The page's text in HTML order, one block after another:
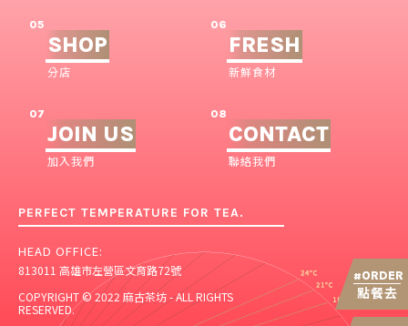
#ORDER
點餐去
05
SHOP
分店
06
FRESH
新鮮食材
07
JOIN US
加入我們
08
CONTACT
聯絡我們
PERFECT TEMPERATURE FOR TEA.
HEAD OFFICE:
813011 高雄市左營區文育路72號
COPYRIGHT © 2022 麻古茶坊 - ALL RIGHTS
RESERVED.